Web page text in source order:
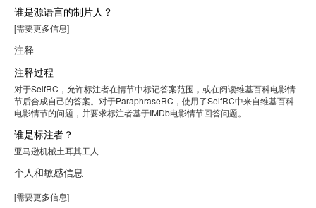
谁是源语言的制片人？
[需要更多信息]
注释
注释过程
对于SelfRC，允许标注者在情节中标记答案范围，或在阅读维基百科电影情
节后合成自己的答案。对于ParaphraseRC，使用了SelfRC中来自维基百科
电影情节的问题，并要求标注者基于IMDb电影情节回答问题。
谁是标注者？
亚马逊机械土耳其工人
个人和敏感信息
[需要更多信息]